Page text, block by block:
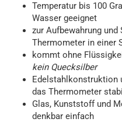
Temperatur bis 100
Wasser geeignet
zur Aufbewahrung und
Thermometer in einer
kommt ohne
kein Quecksilber
Edelstahlkonstruktion
das Thermometer stabil
Glas, Kunststoff und
denkbar einfach